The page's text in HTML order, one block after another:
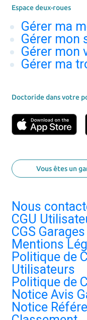
Espace deux-roues
Gérer ma
Gérer mon
Gérer mon
Gérer ma
Doctoride dans votre
Vous êtes un
Nous
CGU
CGS Garages
Mentions
Politique de
Utilisateurs
Politique de
Notice Avis
Notice